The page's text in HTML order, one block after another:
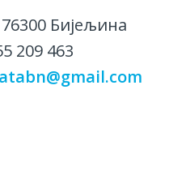
Бијељина
209 463